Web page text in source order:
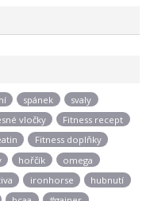
spánek
svaly
vločky
Fitness recept
Fitness doplňky
hořčík
omega
ironhorse
hubnutí